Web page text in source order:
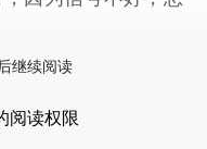
继续阅读
阅读权限